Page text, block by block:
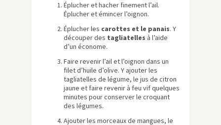
Éplucher et hacher finement l’ail.
Éplucher et émincer l’oignon.
Éplucher les carottes et le panais. Y
découper des tagliatelles à l’aide
d’un économe.
Faire revenir l’ail et l’oignon dans un
filet d’huile d’olive. Y ajouter les
tagliatelles de légume, le jus de citron
jaune et faire revenir à feu vif quelques
minutes pour conserver le croquant
des légumes.
Ajouter les morceaux de mangues, le